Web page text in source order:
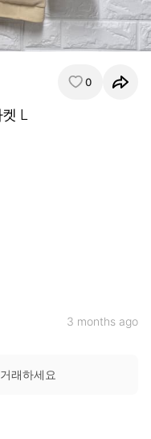
0
L
3 months ago
래하세요